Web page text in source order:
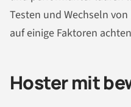
Testen und Wechseln
auf einige Faktoren
Hoster mit